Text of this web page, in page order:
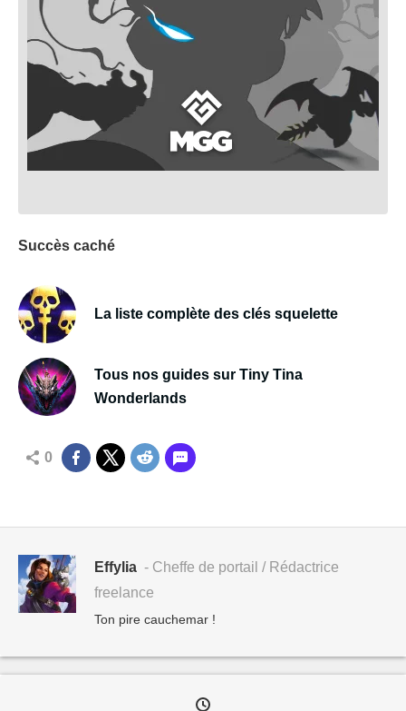
Succès caché
La liste complète des clés squelette
Tous nos guides sur Tiny Tina
Wonderlands
0
Effylia - Cheffe de portail / Rédactrice
freelance
Ton pire cauchemar !